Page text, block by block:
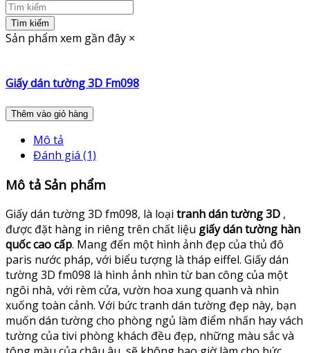
Tìm kiếm
Sản phẩm xem gần đây ×
Giấy dán tường 3D Fm098
Thêm vào giỏ hàng
Mô tả
Đánh giá (1)
Mô tả Sản phẩm
Giấy dán tường 3D fm098, là loại tranh dán tường 3D ,
được đặt hàng in riêng trên chất liệu giấy dán tường hàn
quốc cao cấp. Mang đến một hình ảnh đẹp của thủ đô
paris nước pháp, với biểu tượng là tháp eiffel. Giấy dán
tường 3D fm098 là hình ảnh nhìn từ ban công của một
ngôi nhà, với rèm cửa, vườn hoa xung quanh và nhìn
xuống toàn cảnh. Với bức tranh dán tường đẹp này, bạn
muốn dán tường cho phòng ngủ làm điểm nhấn hay vách
tường của tivi phòng khách đều đẹp, những màu sắc và